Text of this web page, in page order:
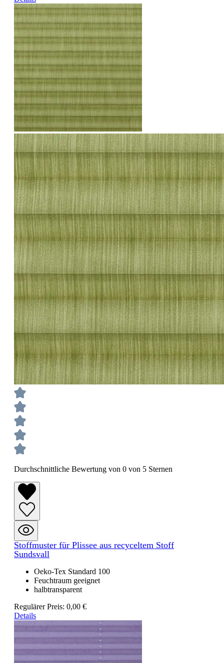
Durchschnittliche Bewertung von 0 von 5 Sternen
Stoffmuster für Plissee aus recyceltem Stoff
Sundsvall
Oeko-Tex Standard 100
Feuchtraum geeignet
halbtransparent
Regulärer Preis: 0,00 €
Details